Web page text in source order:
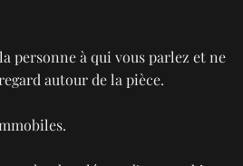
personne à qui vous parlez et ne
autour de la pièce.